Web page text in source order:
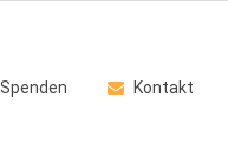
Spenden Kontakt